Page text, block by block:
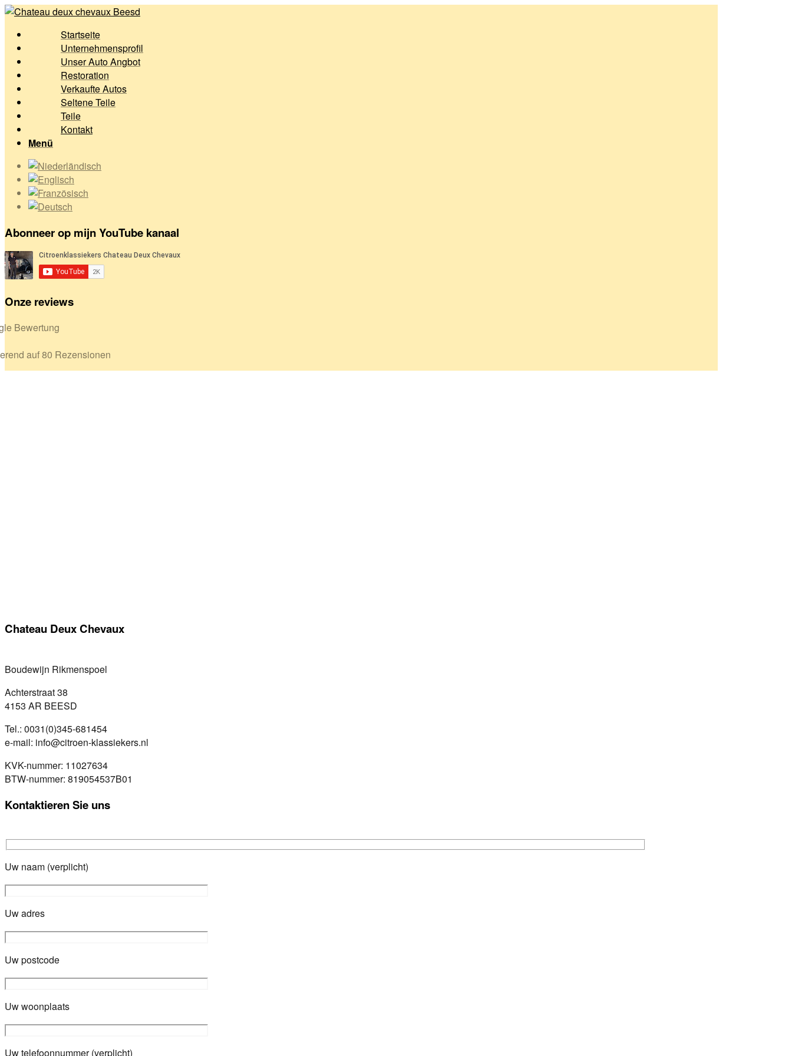
Startseite
Unternehmensprofil
Unser Auto Angbot
Restoration
Verkaufte Autos
Seltene Teile
Teile
Kontakt
Menü
Abonneer op mijn YouTube kanaal
Onze reviews
Bewertung
auf 80 Rezensionen
Chateau Deux Chevaux
Boudewijn Rikmenspoel
Achterstraat 38
4153 AR BEESD
Tel.: 0031(0)345-681454
e-mail: info@citroen-klassiekers.nl
KVK-nummer: 11027634
BTW-nummer: 819054537B01
Kontaktieren Sie uns
Uw naam (verplicht)
Uw adres
Uw postcode
Uw woonplaats
Uw telefoonnummer (verplicht)